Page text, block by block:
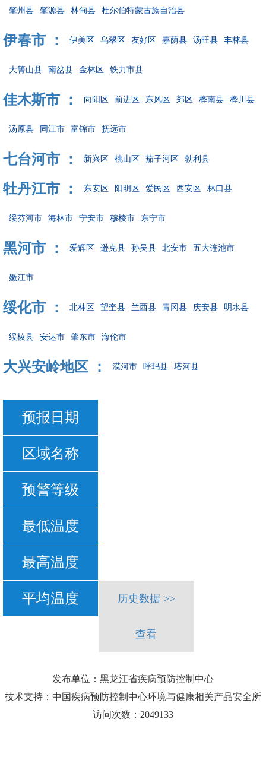
肇州县 肇源县 林甸县 杜尔伯特蒙古族自治县
伊春市 ： 伊美区 乌翠区 友好区 嘉荫县 汤旺县 丰林县
大箐山县 南岔县 金林区 铁力市县
佳木斯市 ： 向阳区 前进区 东风区 郊区 桦南县 桦川县
汤原县 同江市 富锦市 抚远市
七台河市 ： 新兴区 桃山区 茄子河区 勃利县
牡丹江市 ： 东安区 阳明区 爱民区 西安区 林口县
绥芬河市 海林市 宁安市 穆棱市 东宁市
黑河市 ： 爱辉区 逊克县 孙吴县 北安市 五大连池市
嫩江市
绥化市 ： 北林区 望奎县 兰西县 青冈县 庆安县 明水县
绥棱县 安达市 肇东市 海伦市
大兴安岭地区 ： 漠河市 呼玛县 塔河县
预报日期
区域名称
预警等级
最低温度
最高温度
平均温度 历史数据 >>
查看
发布单位：黑龙江省疾病预防控制中心
技术支持：中国疾病预防控制中心环境与健康相关产品安全所
访问次数：2049133